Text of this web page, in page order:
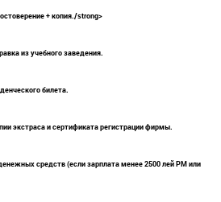
+ копия./strong>
из учебного заведения.
билета.
экстраса и сертификата регистрации фирмы.
средств (если зарплата менее 2500 лей РМ или